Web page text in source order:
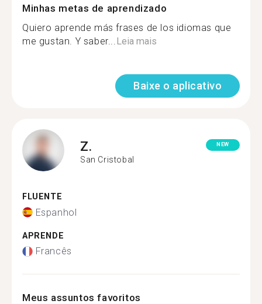
Minhas metas de aprendizado
Quiero aprende más frases de los idiomas que
me gustan. Y saber...Leia mais
Baixe o aplicativo
Z.
San Cristobal
NEW
FLUENTE
Espanhol
APRENDE
Francês
Meus assuntos favoritos